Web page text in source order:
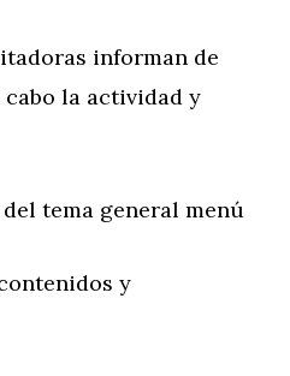
informan de
cabo la actividad y
tema general menú
y